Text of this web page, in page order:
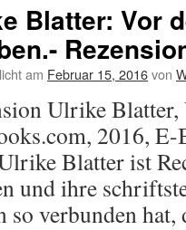
Blatter: Vor
am Februar 15, 2016von
Ulrike
2016,
Blatter ist
und ihre
so verbunden